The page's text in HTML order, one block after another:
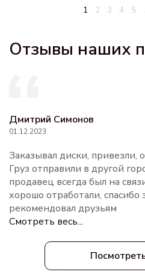
1 2 3 4 5
Отзывы наших
Дмитрий Симонов
01.12.2023
Заказывал диски, привезли,
Груз отправили в другой
продавец всегда был на
хорошо отработали, спасибо
рекомендовал друзьям
Смотреть весь...